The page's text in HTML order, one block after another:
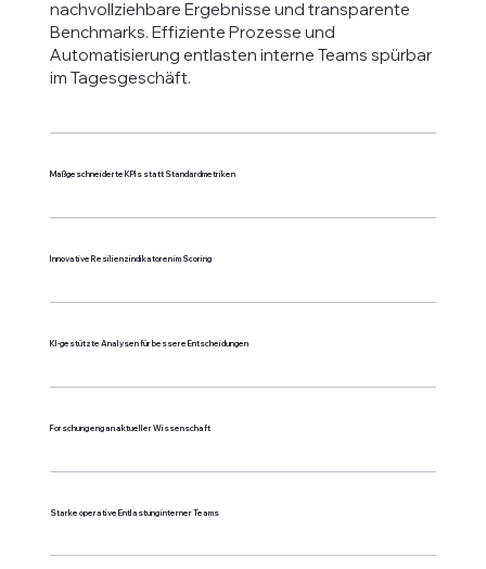
nachvollziehbare Ergebnisse und transparente
Benchmarks. Effiziente Prozesse und
Automatisierung entlasten interne Teams spürbar
im Tagesgeschäft.
Maßgeschneiderte KPIs statt Standardmetriken
Innovative Resilienzindikatoren im Scoring
KI-gestützte Analysen für bessere Entscheidungen
Forschung eng an aktueller Wissenschaft
Starke operative Entlastung interner Teams